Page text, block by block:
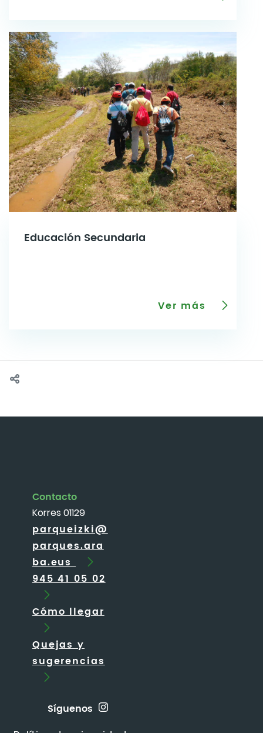
Educación Secundaria
Ver más
Contacto
Korres 01129
parqueizki@
parques.ara
ba.eus
945 41 05 02
Cómo llegar
Quejas y
sugerencias
Síguenos